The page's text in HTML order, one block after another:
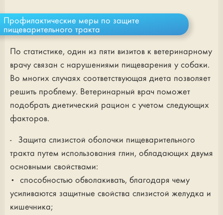
Профилактические меры по защите
пищеварительного тракта
По статистике, один из пяти визитов к ветеринарному
врачу связан с нарушениями пищеварения у собаки.
Во многих случаях соответствующая диета позволяет
решить проблему. Ветеринарный врач поможет
подобрать диетический рацион с учетом следующих
факторов.
- Защита слизистой оболочки пищеварительного
тракта путем использования глин, обладающих двумя
основными свойствами:
• способностью обволакивать, благодаря чему
усиливаются защитные свойства слизистой желудка и
кишечника;